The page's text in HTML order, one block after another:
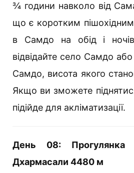
¾ години навколо від
що є коротким
в Самдо на обід і
відвідайте село Самдо або
Самдо, висота якого
Якщо ви зможете
підійде для акліматизації.
День 08:
Дхармасали 4480 м